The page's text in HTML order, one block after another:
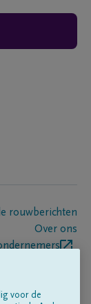
rouwberichten
Over ons
voor de